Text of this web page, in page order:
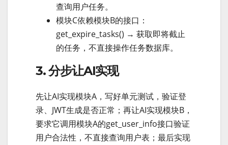
查询用户任务。
模块C依赖模块B的接口：
get_expire_tasks() → 获取即将截止
的任务，不直接操作任务数据库。
3. 分步让AI实现
先让AI实现模块A，写好单元测试，验证登
录、JWT生成是否正常；再让AI实现模块B，
要求它调用模块A的get_user_info接口验证
用户合法性，不直接查询用户表；最后实现